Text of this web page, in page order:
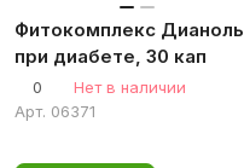
Фитокомплекс Дианоль
при диабете, 30 кап
0
Нет в наличии
Арт. 06371